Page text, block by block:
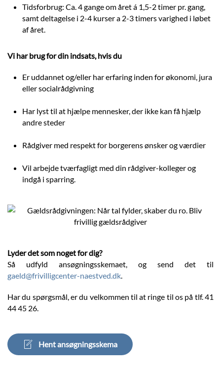
Tidsforbrug: Ca. 4 gange om året á 1,5-2 timer pr. gang,
samt deltagelse i 2-4 kurser a 2-3 timers varighed i løbet
af året.
Vi har brug for din indsats, hvis du
Er uddannet og/eller har erfaring inden for økonomi, jura
eller socialrådgivning
Har lyst til at hjælpe mennesker, der ikke kan få hjælp
andre steder
Rådgiver med respekt for borgerens ønsker og værdier
Vil arbejde tværfagligt med din rådgiver-kolleger og
indgå i sparring.
Lyder det som noget for dig?
Så udfyld ansøgningsskemaet, og send det til
gaeld@frivilligcenter-naestved.dk.
Har du spørgsmål, er du velkommen til at ringe til os på tlf. 41
44 45 26.
Hent ansøgningsskema